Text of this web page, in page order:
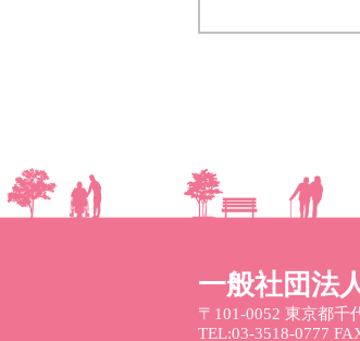
一般社団法
〒101-0052 東京都千
TEL:03-3518-0777